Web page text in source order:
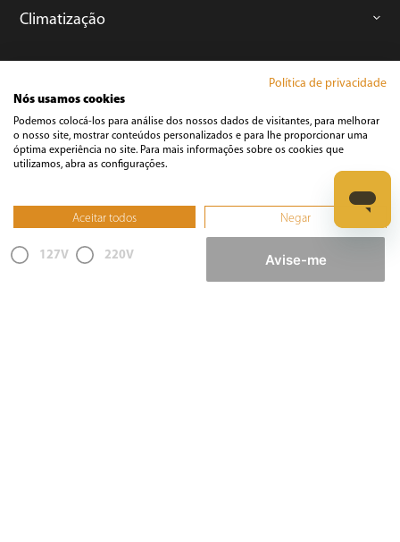
127V 220V Avise-me
Climatização
Cuidados Pessoais
Ferramentas
Política de privacidade
Nós usamos cookies
Podemos colocá-los para análise dos nossos dados de visitantes, para melhorar
o nosso site, mostrar conteúdos personalizados e para lhe proporcionar uma
óptima experiência no site. Para mais informações sobre os cookies que
utilizamos, abra as configurações.
Aceitar todos Negar
Não, ajustar